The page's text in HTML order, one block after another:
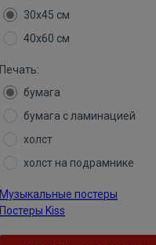
30х45 см
40х60 см
Печать:
бумага
бумага с ламинацией
холст
холст на подрамнике
Музыкальные постеры
Постеры Kiss